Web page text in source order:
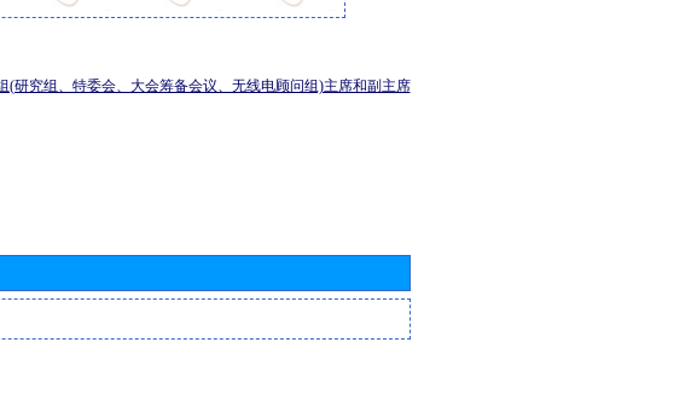
(研究组、特委会、大会筹备会议、无线电顾问组)主席和副主席